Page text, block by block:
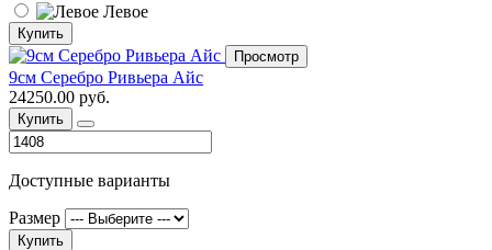
Левое
Купить
Просмотр
9см Серебро Ривьера Айс
24250.00 руб.
Купить
Доступные варианты
Размер
Купить